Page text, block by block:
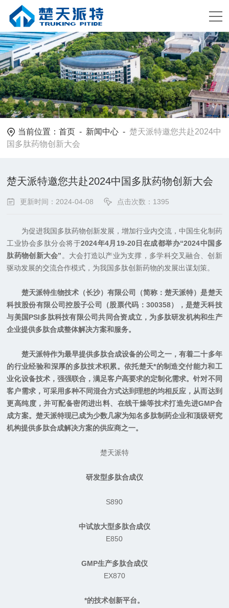
当前位置：首页 - 新闻中心 -楚天派特邀您共赴2024中
国多肽药物创新大会
楚天派特邀您共赴2024中国多肽药物创新大会
更新时间：2024-04-08 点击次数：1395
为促进我国多肽药物创新发展，增加行业内交流，中国生化制药
工业协会多肽分会将于2024年4月19-20日在成都举办“2024中国多
肽药物创新大会” 。大会打造以产业为支撑，多学科交叉融合、创新
驱动发展的交流合作模式，为我国多肽创新药物的发展出谋划策。
楚天派特生物技术（长沙）有限公司（简称：楚天派特）是楚天
科技股份有限公司控股子公司（股票代码：300358），是楚天科技
与美国PSI多肽科技有限公司共同合资成立，为多肽研发机构和生产
企业提供多肽合成整体解决方案和服务。
楚天派特作为最早提供多肽合成设备的公司之一，有着二十多年
的行业经验和深厚的多肽技术积累。依托楚天*的制造交付能力和工
业化设备技术，强强联合，满足客户高要求的定制化需求。针对不同
客户需求，可采用多种不同混合方式达到理想的均相反应，从而达到
更高纯度，并可配备密闭进出料、在线干燥等技术打造先进GMP合
成方案。楚天派特现已成为少数几家为知名多肽制药企业和顶级研究
机构提供多肽合成解决方案的供应商之一。
楚天派特
研发型多肽合成仪
S890
中试放大型多肽合成仪
E850
GMP生产多肽合成仪
EX870
*的技术创新平台。